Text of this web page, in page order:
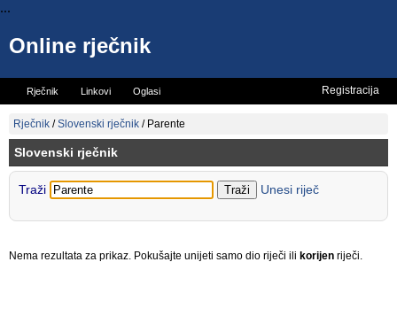
...
Online rječnik
Rječnik Linkovi Oglasi
Vicevi Mini rječnik
Registracija
Rječnik /Slovenski rječnik / Parente
Slovenski rječnik
Traži Unesi riječ
Nema rezultata za prikaz. Pokušajte unijeti samo dio riječi ili korijen riječi.